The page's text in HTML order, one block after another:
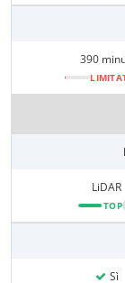
390
LiDAR
TOP
Sì